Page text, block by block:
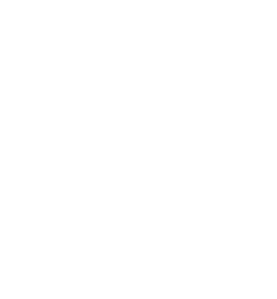
día especial lleno de
Premio a la